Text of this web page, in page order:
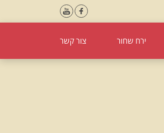
ירח שחור צור קשר